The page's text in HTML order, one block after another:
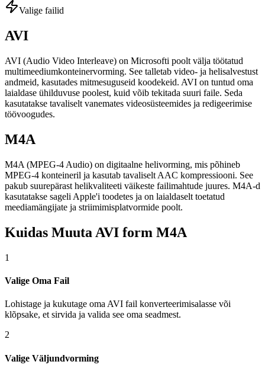
Valige failid
AVI
AVI (Audio Video Interleave) on Microsofti poolt välja töötatud
multimeediumkonteinervorming. See talletab video- ja helisalvestust
andmeid, kasutades mitmesuguseid koodekeid. AVI on tuntud oma
laialdase ühilduvuse poolest, kuid võib tekitada suuri faile. Seda
kasutatakse tavaliselt vanemates videosüsteemides ja redigeerimise
töövoogudes.
M4A
M4A (MPEG-4 Audio) on digitaalne helivorming, mis põhineb
MPEG-4 konteineril ja kasutab tavaliselt AAC kompressiooni. See
pakub suurepärast helikvaliteeti väikeste failimahtude juures. M4A-d
kasutatakse sageli Apple'i toodetes ja on laialdaselt toetatud
meediamängijate ja striimimisplatvormide poolt.
Kuidas Muuta AVI form M4A
1
Valige Oma Fail
Lohistage ja kukutage oma AVI fail konverteerimisalasse või
klõpsake, et sirvida ja valida see oma seadmest.
2
Valige Väljundvorming